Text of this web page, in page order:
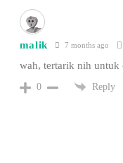
malik 7 months ago
wah, tertarik nih untuk
0 Reply